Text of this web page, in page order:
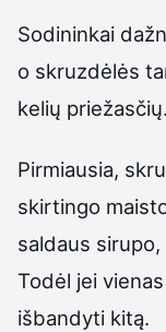
Sodininkai
o skruzdėlės
kelių priežasčių.
Pirmiausia,
skirtingo
saldaus
Todėl jei
išbandyti kitą.